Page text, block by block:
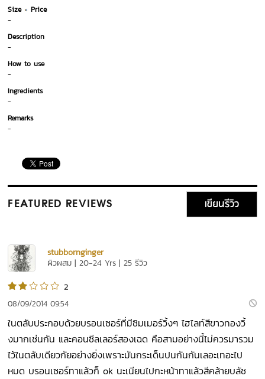
Size
Price
-
Description
-
How to use
-
Ingredients
-
Remarks
-
FEATURED REVIEWS เขียนรีวิว
stubbornginger
ผิวผสม | 20-24 Yrs | 25 รีวิว
2
08/09/2014 09:54
ในตลับประกอบด้วยบรอนเซอร์ที่มีชิมเมอร์วิ้งๆ ไฮไลท์สีขาวทองวิ้
งมากเช่นกัน และคอนซีลเลอร์สองเฉด คือสามอย่างนี้ไม่ควรมารวม
ไว้ในตลับเดียวกัยอย่างยิ่งเพราะมันกระเด็นปนกันกันเลอะเทอะไป
หมด บรอนเซอร์ทาแล้วก็ ok นะเนียนไปกะหน้าทาแล้วสีคล้ายบลัช